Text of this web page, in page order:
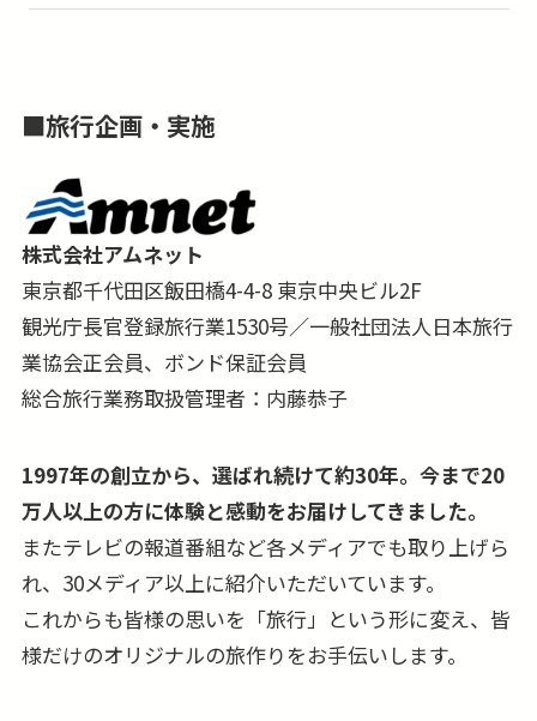
■旅行企画・実施
株式会社アムネット
東京都千代田区飯田橋4-4-8 東京中央ビル2F
観光庁長官登録旅行業1530号／一般社団法人日本旅行
業協会正会員、ボンド保証会員
総合旅行業務取扱管理者：内藤恭子
1997年の創立から、選ばれ続けて約30年。今まで20
万人以上の方に体験と感動をお届けしてきました。
またテレビの報道番組など各メディアでも取り上げら
れ、30メディア以上に紹介いただいています。
これからも皆様の思いを「旅行」という形に変え、皆
様だけのオリジナルの旅作りをお手伝いします。